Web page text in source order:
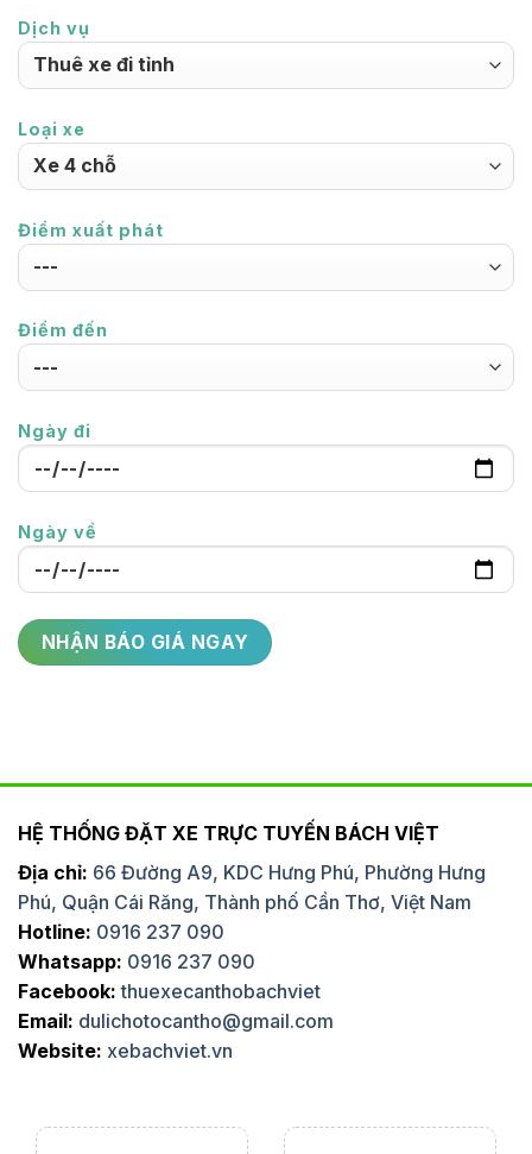
Dịch vụ
Loại xe
Điểm xuất phát
Điểm đến
Ngày đi
Ngày về
HỆ THỐNG ĐẶT XE TRỰC TUYẾN BÁCH VIỆT
Địa chỉ: 66 Đường A9, KDC Hưng Phú, Phường Hưng
Phú, Quận Cái Răng, Thành phố Cần Thơ, Việt Nam
Hotline: 0916 237 090
Whatsapp: 0916 237 090
Facebook: thuexecanthobachviet
Email: dulichotocantho@gmail.com
Website: xebachviet.vn